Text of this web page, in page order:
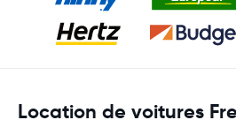
Location de voitures